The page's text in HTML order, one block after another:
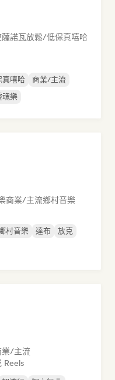
薩諾瓦放鬆/低保真嘻哈
真嘻哈
商業/主流
魂樂
商業/主流鄉村音樂
村音樂 達布
放克
業/主流
Reels